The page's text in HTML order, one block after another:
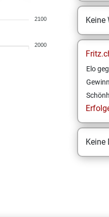
2100
2000
Keine
Elo
Keine